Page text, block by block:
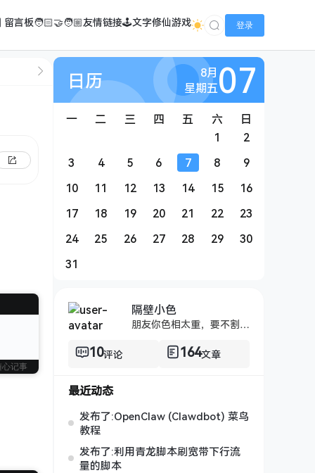
言板🧑🏻‍🤝‍🧑🏼友情链接🕹️文字修仙游戏 登录
记事
日历
8月
星期五07
一 二 三 四 五 六
日
1
2
3
4 5 6 7 8
9
10
11 12 13 14 15
16
17
18 19 20 21 22
23
24
25 26 27 28 29
30
31
隔壁小色
朋友你色相太重，要不割了吧！
10评论 164文章
最近动态
发布了:OpenClaw (Clawdbot) 菜鸟
教程
发布了:利用青龙脚本刷宽带下行流
量的脚本